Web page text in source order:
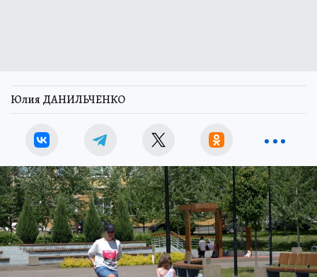
Юлия ДАНИЛЬЧЕНКО